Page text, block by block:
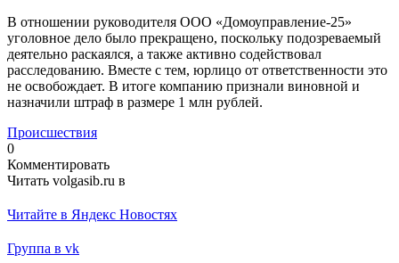
В отношении руководителя ООО «Домоуправление-25»
уголовное дело было прекращено, поскольку подозреваемый
деятельно раскаялся, а также активно содействовал
расследованию. Вместе с тем, юрлицо от ответственности это
не освобождает. В итоге компанию признали виновной и
назначили штраф в размере 1 млн рублей.
Происшествия
0
Комментировать
Читать volgasib.ru в
Читайте в Яндекс Новостях
Группа в vk